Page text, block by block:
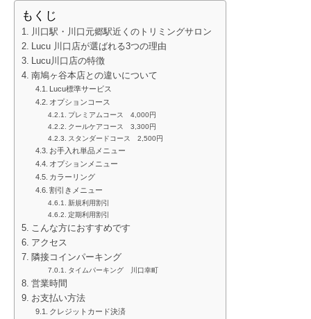
もくじ
川口駅・川口元郷駅近くのトリミングサロン
Lucu 川口店が選ばれる3つの理由
Lucu川口店の特徴
南鳩ヶ谷本店との違いについて
Lucu標準サービス
オプションコース
プレミアムコース 4,000円
クールケアコース 3,300円
スタンダードコース 2,500円
お手入れ単品メニュー
オプションメニュー
カラーリング
割引きメニュー
新規利用割引
定期利用割引
こんな方におすすめです
アクセス
隣接コインパーキング
タイムパーキング 川口幸町
営業時間
お支払い方法
クレジットカード決済